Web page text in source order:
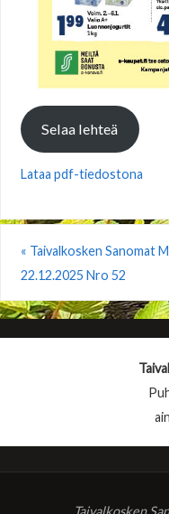
Selaa lehteä
Lataa pdf-tiedostona
« Taivalkosken Sanomat
22.12.2025 Nro 52
Taivalkosken